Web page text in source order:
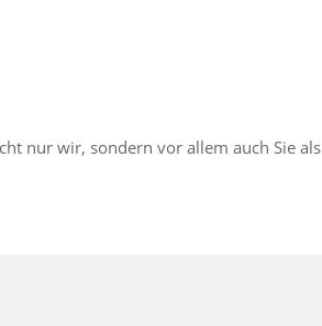
nur wir, sondern vor allem auch Sie als